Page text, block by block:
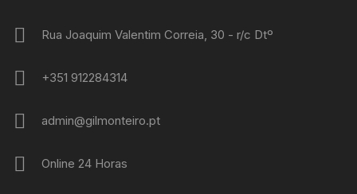
Rua Joaquim Valentim Correia, 30 - r/c Dtº
+351 912284314
admin@gilmonteiro.pt
Online 24 Horas